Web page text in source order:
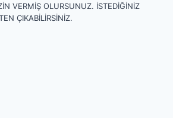
VERMIŞ OLURSUNUZ. İSTEDIĞINIZ
ÇIKABILIRSINIZ.